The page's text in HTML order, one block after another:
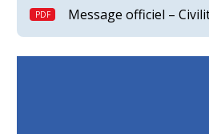
Message officiel –